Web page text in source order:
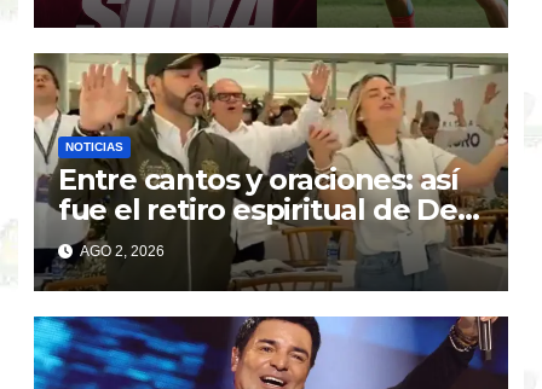
NOTICIAS
Entre cantos y oraciones: así
fue el retiro espiritual de De
la Espriella y su gabinete
AGO 2, 2026